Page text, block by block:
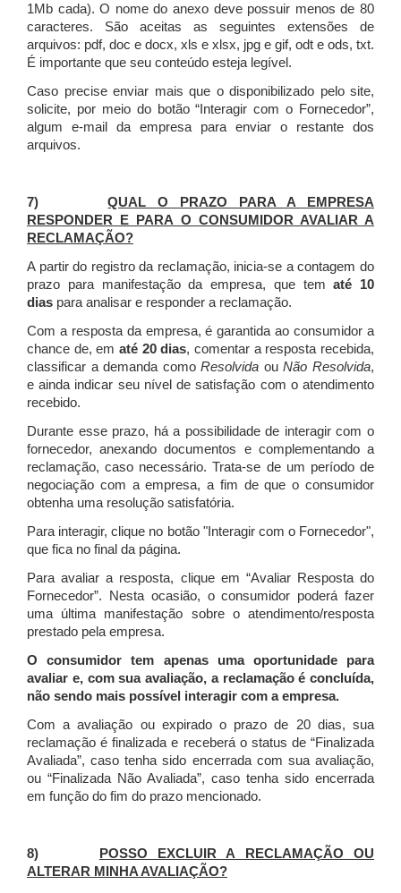
1Mb cada). O nome do anexo deve possuir menos de 80
caracteres. São aceitas as seguintes extensões de
arquivos: pdf, doc e docx, xls e xlsx, jpg e gif, odt e ods, txt.
É importante que seu conteúdo esteja legível.
Caso precise enviar mais que o disponibilizado pelo site,
solicite, por meio do botão “Interagir com o Fornecedor”,
algum e-mail da empresa para enviar o restante dos
arquivos.
7)QUAL O PRAZO PARA A EMPRESA
RESPONDER E PARA O CONSUMIDOR AVALIAR A
RECLAMAÇÃO?
A partir do registro da reclamação, inicia-se a contagem do
prazo para manifestação da empresa, que tematé 10
dias para analisar e responder a reclamação.
Com a resposta da empresa, é garantida ao consumidor a
chance de, em até 20 dias, comentar a resposta recebida,
classificar a demanda comoResolvida ouNão Resolvida,
e ainda indicar seu nível de satisfação com o atendimento
recebido.
Durante esse prazo, há a possibilidade de interagir com o
fornecedor, anexando documentos e complementando a
reclamação, caso necessário.Trata-se de um período de
negociação com a empresa, a fim de que o consumidor
obtenha uma resolução satisfatória.
Para interagir, clique no botão "Interagir com o Fornecedor",
que fica no final da página.
Para avaliar a resposta, clique em “Avaliar Resposta do
Fornecedor”. Nesta ocasião, o consumidor poderá fazer
uma última manifestação sobre o atendimento/resposta
prestado pela empresa.
O consumidor tem apenas uma oportunidade para
avaliar e, com sua avaliação, a reclamação é concluída,
não sendo mais possível interagir com a empresa.
Com a avaliação ou expirado o prazo de 20 dias, sua
reclamação é finalizada e receberá o status de “Finalizada
Avaliada”, caso tenha sido encerrada com sua avaliação,
ou “Finalizada Não Avaliada”, caso tenha sido encerrada
em função do fim do prazo mencionado.
8)
POSSO EXCLUIR A RECLAMAÇÃO OU
ALTERAR MINHA AVALIAÇÃO?